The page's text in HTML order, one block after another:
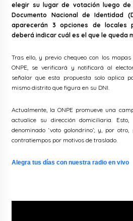
elegir su lugar de votación luego
Documento Nacional de Identidad
aparecerán 3 opciones de locales
deberá indicar cuál es el que le queda
Tras ello, y previo chequeo con los
ONPE, se verificará y notificará al
señalar que esta propuesta solo aplica
mismo distrito que figura en su DNI.
Actualmente, la ONPE promueve una
actualice su dirección domiciliaria.
denominado ‘voto golondrino’; y, por
contratiempos por motivos de traslado.
Alegra tus días con nuestra radio en vivo